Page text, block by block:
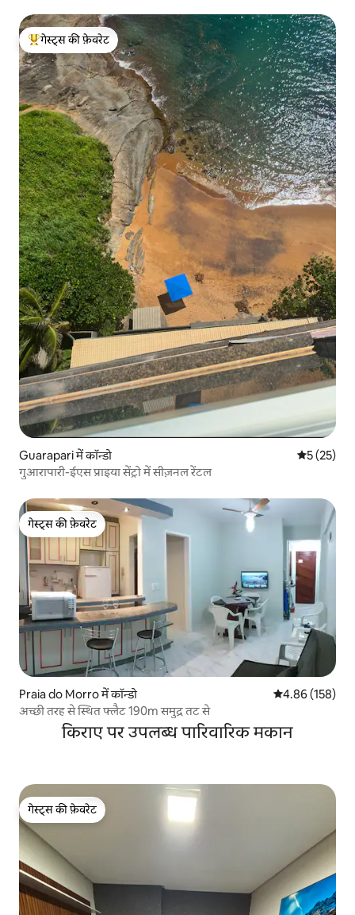
गेस्ट्स का टॉप फ़ेवरेट
गेस्ट्स की फ़ेवरेट
Guarapari में कॉन्डो औसत रेटिंग
5 (25)
गुआरापारी-ईएस प्राइया सेंट्रो में सीज़नल रेंटल
गेस्ट्स की फ़ेवरेट
गेस्ट्स की फ़ेवरेट
Praia do Morro में कॉन्डो औसत रेटिंग 5 में से
4.86 (158)
अच्छी तरह से स्थित फ्लैट 190m समुद्र तट से
किराए पर उपलब्ध पारिवारिक मकान
गेस्ट्स की फ़ेवरेट
गेस्ट्स की फ़ेवरेट